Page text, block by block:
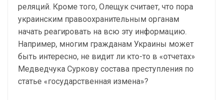
реляций. Кроме того, Олещук считает, что пора
украинским правоохранительным органам
начать реагировать на всю эту информацию.
Например, многим гражданам Украины может
быть интересно, не видит ли кто-то в «отчетах»
Медведчука Суркову состава преступления по
статье «государственная измена»?